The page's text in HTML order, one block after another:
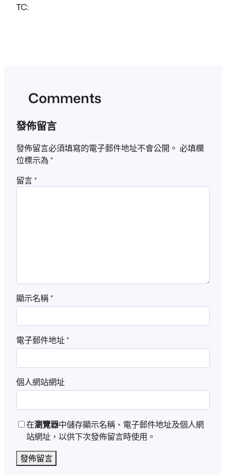
TC:
Comments
發佈留言
發佈留言必須填寫的電子郵件地址不會公開。 必填欄
位標示為*
留言*
顯示名稱*
電子郵件地址*
個人網站網址
在瀏覽器中儲存顯示名稱、電子郵件地址及個人網
站網址，以供下次發佈留言時使用。